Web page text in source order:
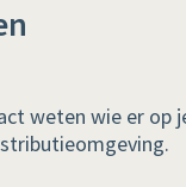
weten wie er op